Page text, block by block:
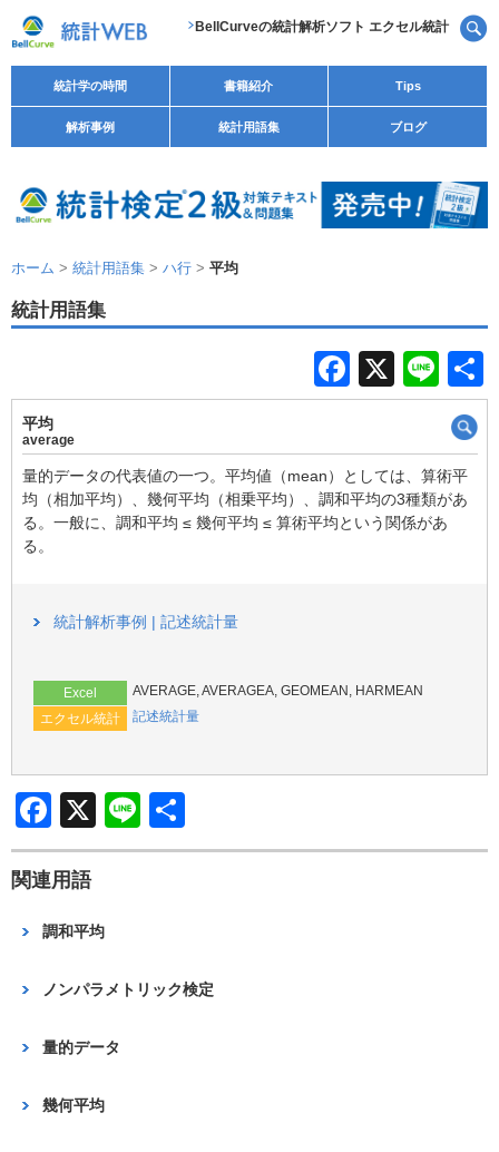
BellCurveの統計解析ソフト エクセル統計
統計学の時間 書籍紹介 Tips
解析事例 統計用語集 ブログ
ホーム > 統計用語集 > ハ行 > 平均
統計用語集
F
a
e
b
X
Li
n
e
平均
average
量的データの代表値の一つ。平均値（mean）としては、算術平
均（相加平均）、幾何平均（相乗平均）、調和平均の3種類があ
る。一般に、調和平均 ≤ 幾何平均 ≤ 算術平均という関係があ
る。
統計解析事例 | 記述統計量
Excel
AVERAGE, AVERAGEA, GEOMEAN, HARMEAN
エクセル統計
記述統計量
F
a
c
e
b
o
k
X
Li
n
有
関連用語
調和平均
ノンパラメトリック検定
量的データ
幾何平均